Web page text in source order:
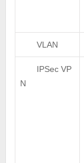
VLAN
IPSec VP
N